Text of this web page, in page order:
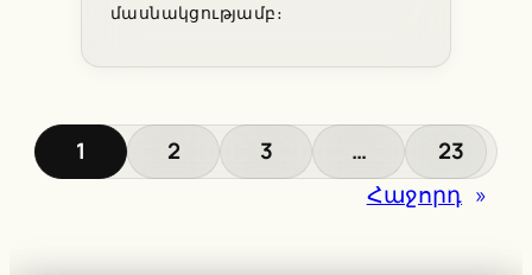
մասնակցությամբ։
1 2 3 …
23
Հաջորդ »